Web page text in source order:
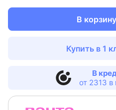
В корзину
Купить в 1
В
от 2313 в